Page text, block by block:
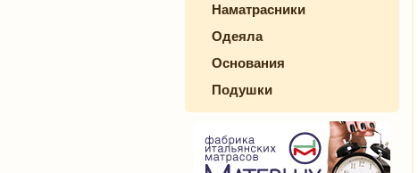
Наматрасники
Одеяла
Основания
Подушки